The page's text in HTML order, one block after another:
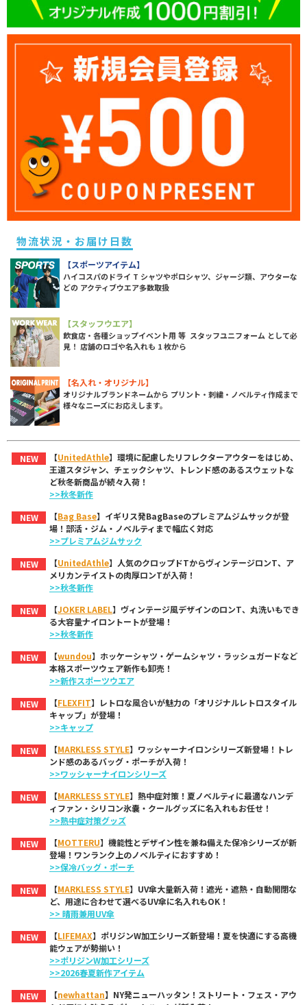
物流状況・お届け日数
【スポーツアイテム】
ハイコスパのドライ T シャツやポロシャツ、ジャージ類、アウターな
どの アクティブウエア多数取扱
【スタッフウエア】
飲食店・各種ショップイベント用 等 スタッフユニフォーム として必
見！ 店舗のロゴや名入れも 1 枚から
【名入れ・オリジナル】
オリジナルブランドネームから プリント・刺繍・ノベルティ作成まで
様々なニーズにお応えします。
NEW 【UnitedAthle】環境に配慮したリフレクターアウターをはじめ、
王道スタジャン、チェックシャツ、トレンド感のあるスウェットな
ど秋冬新商品が続々入荷！
>>秋冬新作
NEW
【Bag Base】イギリス発BagBaseのプレミアムジムサックが登
場！部活・ジム・ノベルティまで幅広く対応
>>プレミアムジムサック
NEW
【UnitedAthle】人気のクロップドTからヴィンテージロンT、ア
メリカンテイストの肉厚ロンTが入荷！
>>秋冬新作
NEW
【JOKER LABEL】ヴィンテージ風デザインのロンT、丸洗いもでき
る大容量ナイロントートが登場！
>>秋冬新作
NEW
【wundou】ホッケーシャツ・ゲームシャツ・ラッシュガードなど
本格スポーツウェア新作も卸売！
>>新作スポーツウエア
NEW
【FLEXFIT】レトロな風合いが魅力の「オリジナルレトロスタイル
キャップ」が登場！
>>キャップ
NEW
【MARKLESS STYLE】ワッシャーナイロンシリーズ新登場！トレ
ンド感のあるバッグ・ポーチが入荷！
>>ワッシャーナイロンシリーズ
NEW
【MARKLESS STYLE】熱中症対策！夏ノベルティに最適なハンデ
ィファン・シリコン氷嚢・クールグッズに名入れもお任せ！
>>熱中症対策グッズ
NEW
【MOTTERU】機能性とデザイン性を兼ね備えた保冷シリーズが新
登場！ワンランク上のノベルティにおすすめ！
>>保冷バッグ・ポーチ
NEW
【MARKLESS STYLE】UV傘大量新入荷！遮光・遮熱・自動開閉な
ど、用途に合わせて選べるUV傘に名入れもOK！
>> 晴雨兼用UV傘
NEW
【LIFEMAX】ポリジンW加工シリーズ新登場！夏を快適にする高機
能ウェアが勢揃い！
>>ポリジンW加工シリーズ
>>2026春夏新作アイテム
NEW
【newhattan】NY発ニューハッタン！ストリート・フェス・アウ